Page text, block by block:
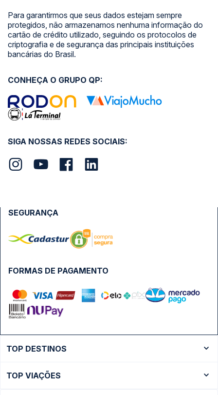
Para garantirmos que seus dados estejam sempre
protegidos, não armazenamos nenhuma informação do
cartão de crédito utilizado, seguindo os protocolos de
criptografia e de segurança das principais instituições
bancárias do Brasil.
SIGA NOSSAS REDES SOCIAIS:
CONHEÇA O GRUPO QP:
FORMAS DE PAGAMENTO
SEGURANÇA
TOP DESTINOS
Ônibus São Paulo
TOP VIAÇÕES